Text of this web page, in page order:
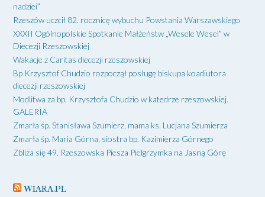
nadziei”
Rzeszów uczcił 82. rocznicę wybuchu Powstania Warszawskiego
XXXII Ogólnopolskie Spotkanie Małżeństw „Wesele Wesel” w
Diecezji Rzeszowskiej
Wakacje z Caritas diecezji rzeszowskiej
Bp Krzysztof Chudzio rozpoczął posługę biskupa koadiutora
diecezji rzeszowskiej
Modlitwa za bp. Krzysztofa Chudzio w katedrze rzeszowskiej.
GALERIA
Zmarła śp. Stanisława Szumierz, mama ks. Lucjana Szumierza
Zmarła śp. Maria Górna, siostra bp. Kazimierza Górnego
Zbliża się 49. Rzeszowska Piesza Pielgrzymka na Jasną Górę
WIARA.PL